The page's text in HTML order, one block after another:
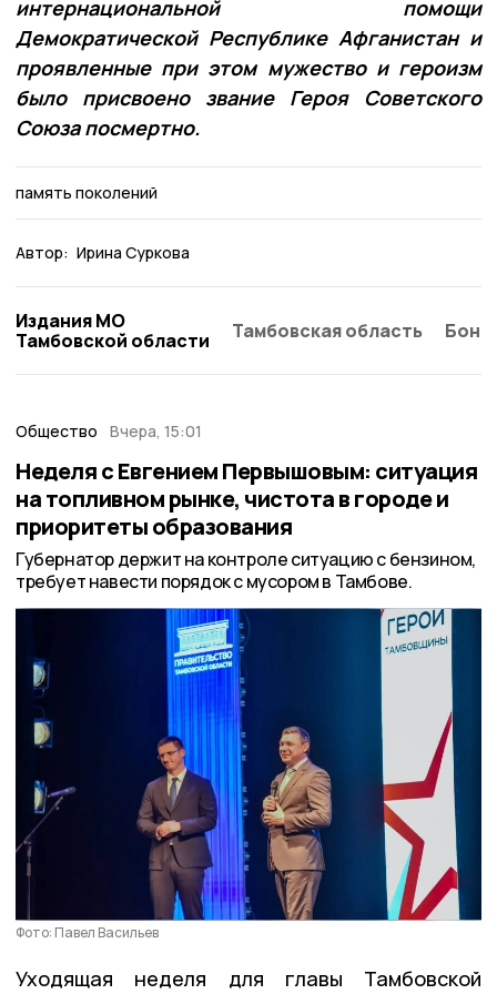
интернациональной помощи
Демократической Республике Афганистан и
проявленные при этом мужество и героизм
было присвоено звание Героя Советского
Союза посмертно.
память поколений
Автор: Ирина Суркова
Издания МО
Тамбовской области
Тамбовская область
Общество Вчера, 15:01
Неделя с Евгением Первышовым: ситуация
на топливном рынке, чистота в городе и
приоритеты образования
Губернатор держит на контроле ситуацию с бензином,
требует навести порядок с мусором в Тамбове.
Фото: Павел Васильев
Уходящая неделя для главы Тамбовской